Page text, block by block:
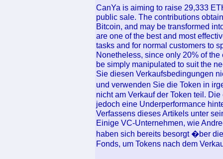
CanYa is aiming to raise 29,333
public sale. The contributions
Bitcoin, and may be transformed
are one of the best and most
tasks and for normal customers to
Nonetheless, since only 20% of
be simply manipulated to suit the
Sie diesen Verkaufsbedingungen
und verwenden Sie die Token in
nicht am Verkauf der Token teil.
jedoch eine Underperformance
Verfassens dieses Artikels unter
Einige VC-Unternehmen, wie
haben sich bereits besorgt �ber
Fonds, um Tokens nach dem